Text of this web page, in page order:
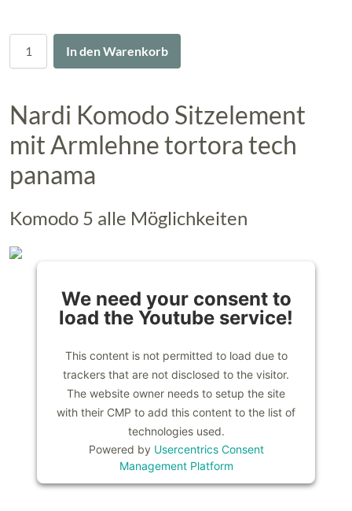
In den Warenkorb
Nardi Komodo Sitzelement
mit Armlehne tortora tech
panama
Komodo 5 alle Möglichkeiten
We need your consent to
load the Youtube service!
This content is not permitted to load due to
trackers that are not disclosed to the visitor.
The website owner needs to setup the site
with their CMP to add this content to the list of
technologies used.
Powered by Usercentrics Consent
Management Platform